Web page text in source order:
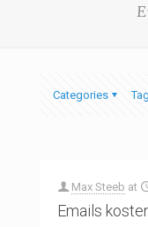
Categories
Max Steeb at
Emails